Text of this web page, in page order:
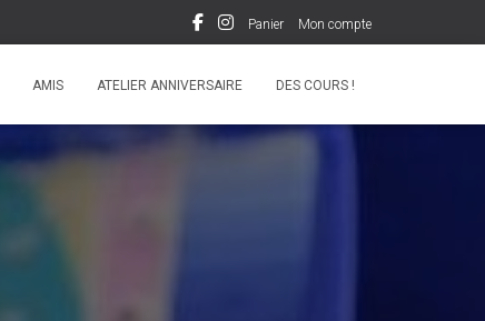
Panier Mon compte
AMIS ATELIER ANNIVERSAIRE DES COURS !